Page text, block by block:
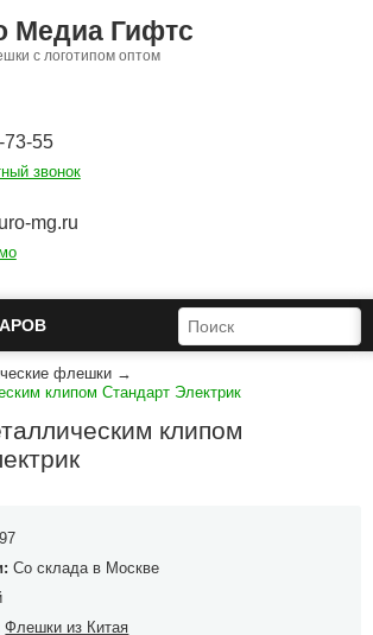
содержанию
Медиа Гифтс
с логотипом оптом
73-55
звонок
mg.ru
ФОРМА ПОИСКА
ПОИСК
флешки →
клипом Стандарт Электрик
клипом
Со склада в Москве
Флешки из Китая